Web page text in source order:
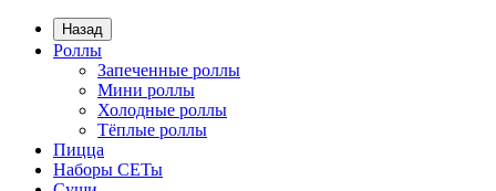
Назад
Роллы
Запеченные роллы
Мини роллы
Холодные роллы
Тёплые роллы
Пицца
Наборы СЕТы